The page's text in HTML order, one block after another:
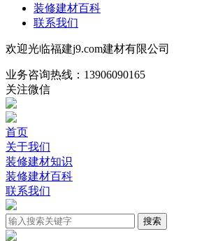
装修建材百科
联系我们
欢迎光临福建j9.com建材有限公司
业务咨询热线： 13906090165
关注微信
首页
关于我们
装修建材知识
装修建材百科
联系我们